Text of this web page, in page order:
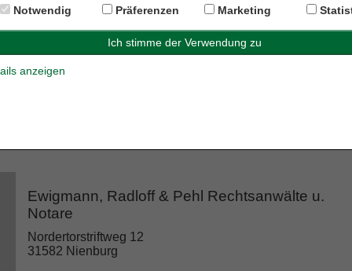
Notwendig Präferenzen Marketing
anzeigen
Dr. Genthe & Dr. Hornauer GbR
Kirchplatz 10a
Ewigmann, Radloff & Pehl Rechtsanwälte u.
Notare
Nordertorstriftweg 12
31582 Nienburg